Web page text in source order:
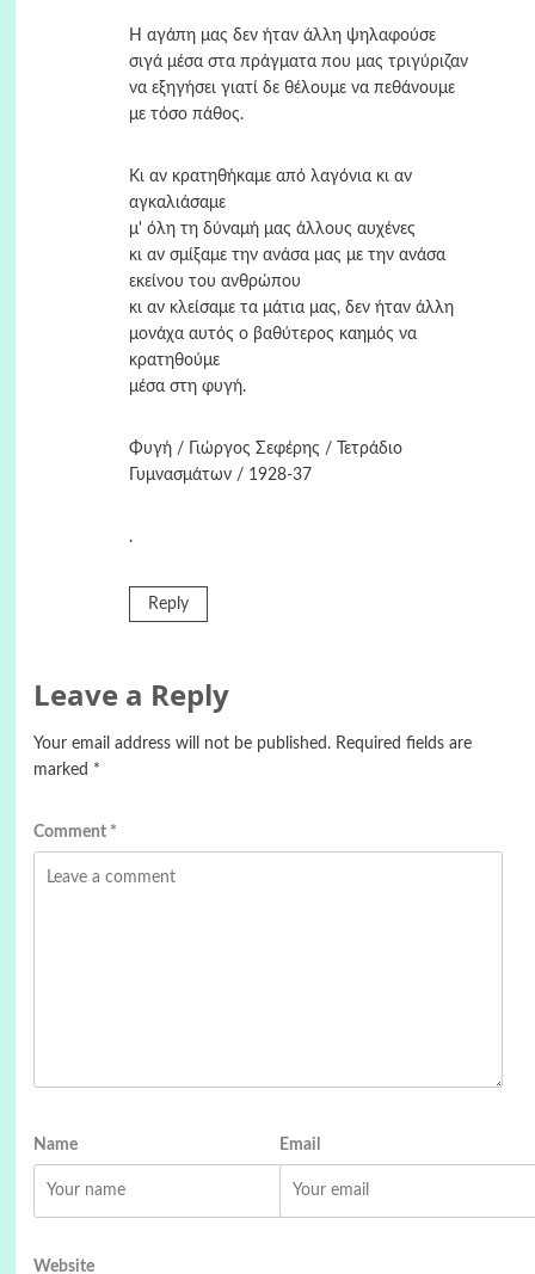
H αγάπη μας δεν ήταν άλλη ψηλαφούσε
σιγά μέσα στα πράγματα που μας τριγύριζαν
να εξηγήσει γιατί δε θέλουμε να πεθάνουμε
με τόσο πάθος.
Kι αν κρατηθήκαμε από λαγόνια κι αν
αγκαλιάσαμε
μ' όλη τη δύναμή μας άλλους αυχένες
κι αν σμίξαμε την ανάσα μας με την ανάσα
εκείνου του ανθρώπου
κι αν κλείσαμε τα μάτια μας, δεν ήταν άλλη
μονάχα αυτός ο βαθύτερος καημός να
κρατηθούμε
μέσα στη φυγή.
Φυγή / Γιώργος Σεφέρης / Τετράδιο
Γυμνασμάτων / 1928-37
.
Reply
Leave a Reply
Your email address will not be published. Required fields are
marked *
Comment *
Name Email
Website